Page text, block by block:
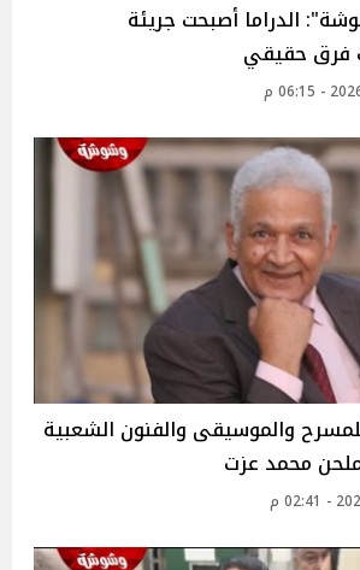
الدراما أصبحت جريئة
فرق حقيقي
والموسيقى والفنون الشعبية
محمد عزت